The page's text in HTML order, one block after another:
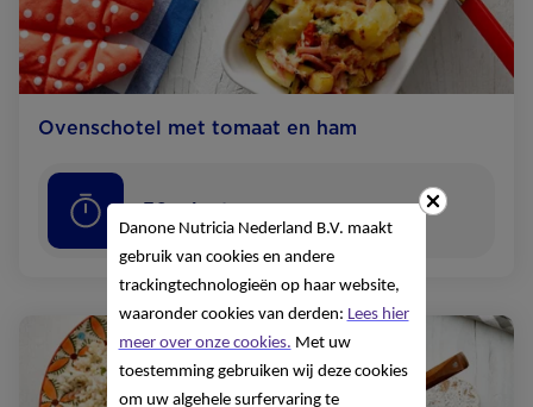
Ovenschotel met tomaat en ham
30 minuten
Danone Nutricia Nederland B.V. maakt
gebruik van cookies en andere
trackingtechnologieën op haar website,
waaronder cookies van derden: Lees hier
meer over onze cookies. Met uw
toestemming gebruiken wij deze cookies
om uw algehele surfervaring te